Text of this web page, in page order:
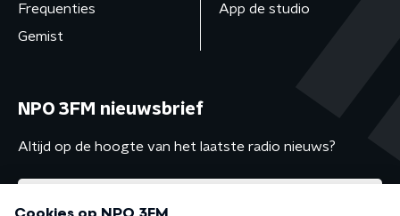
Frequenties
Gemist
App de studio
NPO 3FM nieuwsbrief
Altijd op de hoogte van het laatste radio nieuws?